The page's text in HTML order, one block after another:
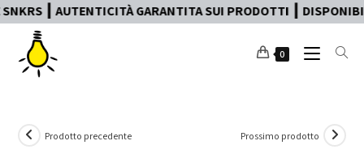
AUTENTICITÀ GARANTITA SUI PRODOTTI ┃
0
Prodotto precedente Prossimo prodotto